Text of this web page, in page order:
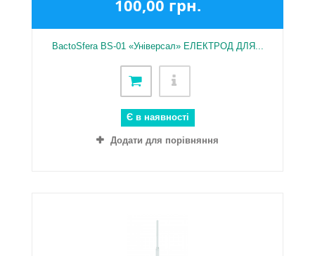
100,00 грн.
BactoSfera BS-01 «Універсал» ЕЛЕКТРОД ДЛЯ...
Є в наявності
Додати для порівняння